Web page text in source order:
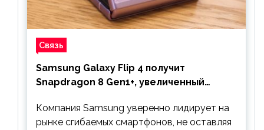
Связь
Samsung Galaxy Flip 4 получит
Snapdragon 8 Gen1+, увеличенный
предшественника
Компания Samsung уверенно лидирует на
рынке сгибаемых смартфонов, не оставляя